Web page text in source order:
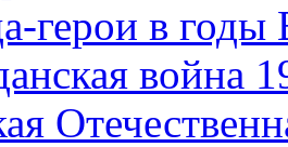
герои в
война